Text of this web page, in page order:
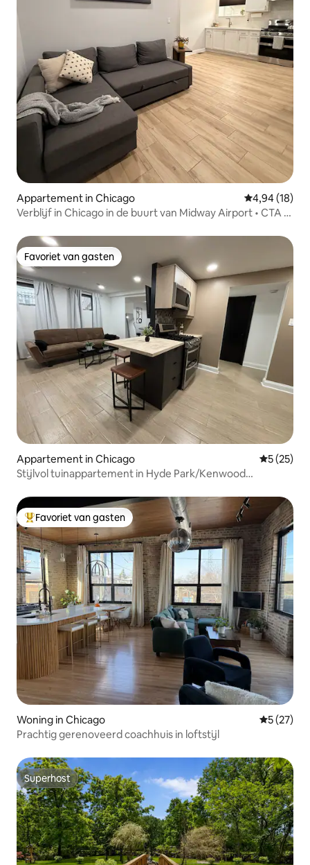
Appartement in Chicago Gemiddelde
4,94 (18)
Verblijf in Chicago in de buurt van Midway Airport • CTA •
Favoriet van gasten
Favoriet van gasten
Appartement in Chicago
5 (25)
Stijlvol tuinappartement in Hyde Park/Kenwood
Topfavoriet van gasten
Favoriet van gasten
Woning in Chicago
5 (27)
Prachtig gerenoveerd coachhuis in loftstijl
Superhost
Superhost